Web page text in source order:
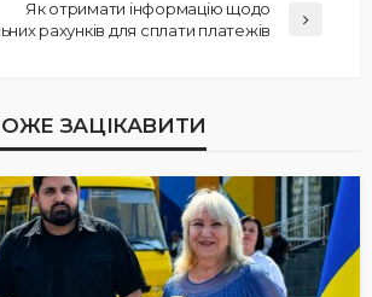
Як отримати інформацію щодо
рахунків для сплати платежів
ЗАЦІКАВИТИ